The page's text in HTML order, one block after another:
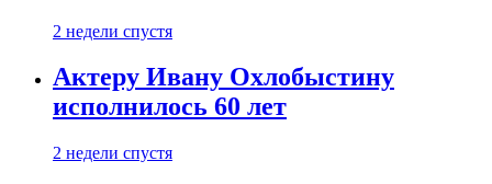
2 недели спустя
Актеру Ивану Охлобыстину
исполнилось 60 лет
2 недели спустя